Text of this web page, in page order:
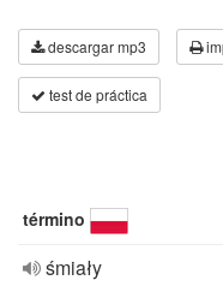
descargar mp3
test de práctica
término
śmiały